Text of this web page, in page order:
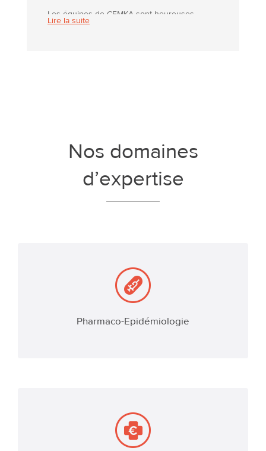
Les équipes de CEMKA sont heureuses
d’annoncer l’acceptation en communication
Lire la suite
Nos domaines
d’expertise
Pharmaco-Epidémiologie
EN SAVOIR PLUS